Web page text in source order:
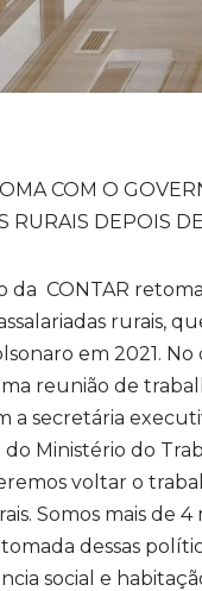
COM O
RURAIS DEPOIS
retoma
rurais,
em 2021.
reunião de
a secretária
Ministério do
voltar o
Somos mais de
dessas
social e